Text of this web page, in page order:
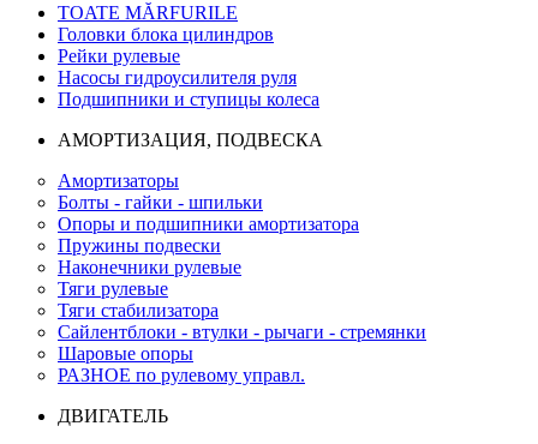
TOATE MĂRFURILE
Головки блока цилиндров
Рейки рулевые
Насосы гидроусилителя руля
Подшипники и ступицы колеса
АМОРТИЗАЦИЯ, ПОДВЕСКА
Амортизаторы
Болты - гайки - шпильки
Опоры и подшипники амортизатора
Пружины подвески
Наконечники рулевые
Тяги рулевые
Тяги стабилизатора
Сайлентблоки - втулки - рычаги - стремянки
Шаровые опоры
РАЗНОЕ по рулевому управл.
ДВИГАТЕЛЬ